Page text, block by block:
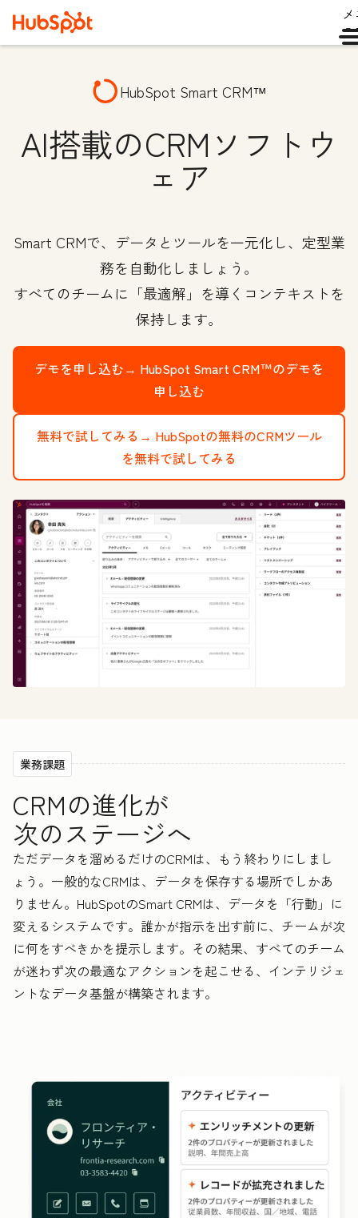
HubSpot Smart CRM™
AI搭載のCRMソフトウ
ェア
Smart CRMで、データとツールを一元化し、定型業
務を自動化しましょう。
すべてのチームに「最適解」を導くコンテキストを
保持します。
デモを申し込む→ HubSpot Smart CRM™のデモを
申し込む
無料で試してみる→ HubSpotの無料のCRMツール
を無料で試してみる
業務課題
CRMの進化が
次のステージへ
ただデータを溜めるだけのCRMは、もう終わりにしまし
ょう。一般的なCRMは、データを保存する場所でしかあ
りません。HubSpotのSmart CRMは、データを「行動」に
変えるシステムです。誰かが指示を出す前に、チームが次
に何をすべきかを提示します。その結果、すべてのチーム
が迷わず次の最適なアクションを起こせる、インテリジェ
ントなデータ基盤が構築されます。